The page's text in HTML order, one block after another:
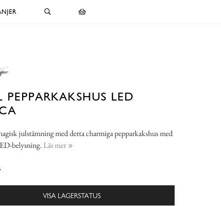
PEPPARKAKSHUS LED
julstämning med detta charmiga pepparkakshus med
belysning. Läs mer
VISA LAGERSTATUS